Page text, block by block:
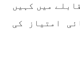
SHARE
میں کہیں
امتیاز کی